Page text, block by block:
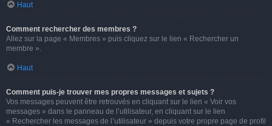
Haut
Comment rechercher des membres ?
Allez sur la page « Membres » puis cliquez sur le lien « Rechercher un
membre ».
Haut
Comment puis-je trouver mes propres messages et sujets ?
Vos messages peuvent être retrouvés en cliquant sur le lien « Voir vos
messages » dans le panneau de l’utilisateur, en cliquant sur le lien
« Rechercher les messages de l’utilisateur » depuis votre propre page de profil